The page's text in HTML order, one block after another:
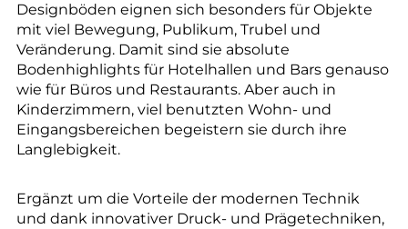
Designböden eignen sich besonders für Objekte
mit viel Bewegung, Publikum, Trubel und
Veränderung. Damit sind sie absolute
Bodenhighlights für Hotelhallen und Bars genauso
wie für Büros und Restaurants. Aber auch in
Kinderzimmern, viel benutzten Wohn- und
Eingangsbereichen begeistern sie durch ihre
Langlebigkeit.
Ergänzt um die Vorteile der modernen Technik
und dank innovativer Druck- und Prägetechniken,